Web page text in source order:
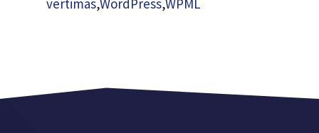
vertimas,WordPress,WPML